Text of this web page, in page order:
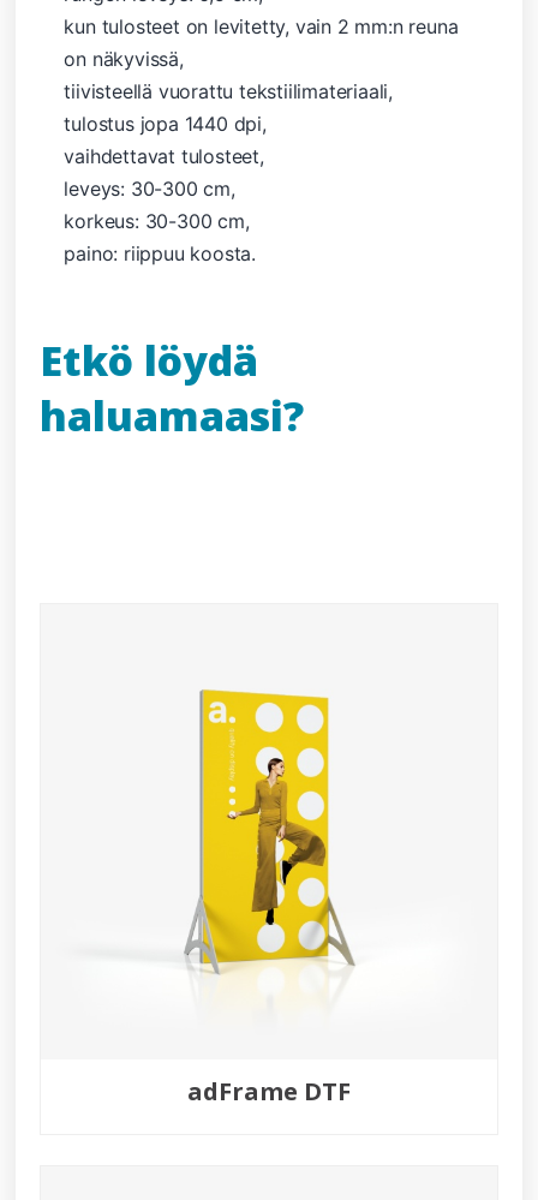
kun tulosteet on levitetty, vain 2 mm:n reuna
on näkyvissä,
tiivisteellä vuorattu tekstiilimateriaali,
tulostus jopa 1440 dpi,
vaihdettavat tulosteet,
leveys: 30-300 cm,
korkeus: 30-300 cm,
paino: riippuu koosta.
Etkö löydä
haluamaasi?
adFrame DTF